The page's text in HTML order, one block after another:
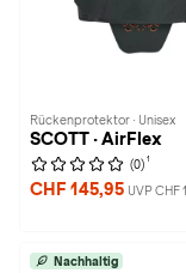
Rückenprotektor · Unisex
SCOTT · AirFlex
(0) 1
CHF 145,95 UVP CHF
Nachhaltig